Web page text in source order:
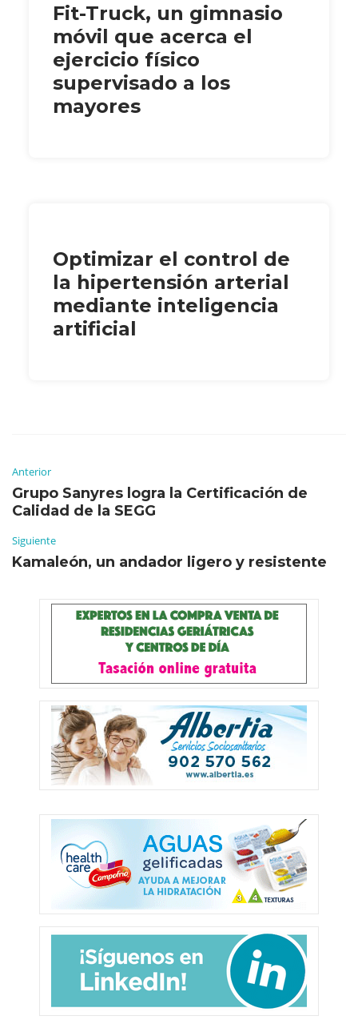
Fit-Truck, un gimnasio
móvil que acerca el
ejercicio físico
supervisado a los
mayores
Optimizar el control de
la hipertensión arterial
mediante inteligencia
artificial
Anterior
Grupo Sanyres logra la Certificación de
Calidad de la SEGG
Siguiente
Kamaleón, un andador ligero y resistente